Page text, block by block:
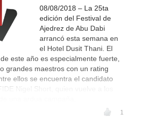
08/08/2018 – La 25ta
edición del Festival de
Ajedrez de Abu Dabi
arrancó esta semana en
el Hotel Dusit Thani. El
este año es especialmente fuerte,
grandes maestros con un rating
ellos se encuentra el candidato
Nigel Short, quien vuelve a los
1